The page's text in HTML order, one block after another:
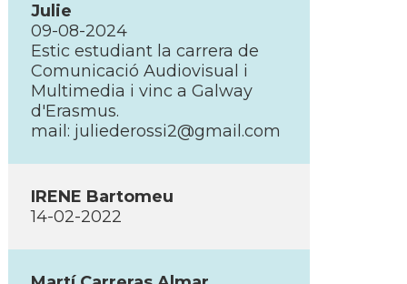
Julie
09-08-2024
Estic estudiant la carrera de
Comunicació Audiovisual i
Multimedia i vinc a Galway
d'Erasmus.
mail: juliederossi2@gmail.com
IRENE Bartomeu
14-02-2022